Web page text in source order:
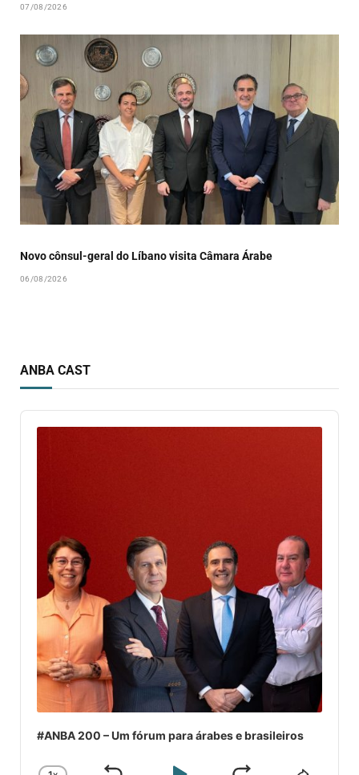
07/08/2026
Novo cônsul-geral do Líbano visita Câmara Árabe
06/08/2026
ANBA CAST
Audio
Player
#ANBA 200 – Um fórum para árabes e brasileiros